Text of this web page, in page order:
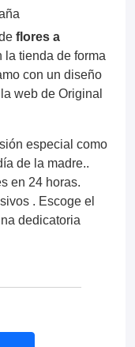
flores a
la tienda de forma
con un diseño
web de Original
especial como
de la madre..
en 24 horas.
. Escoge el
dedicatoria